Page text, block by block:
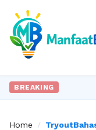
BREAKING
Home /